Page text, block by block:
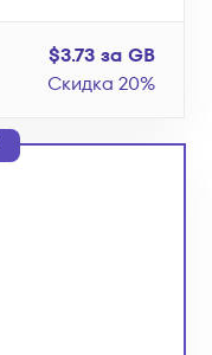
$3.73 за GB
Скидка 20%